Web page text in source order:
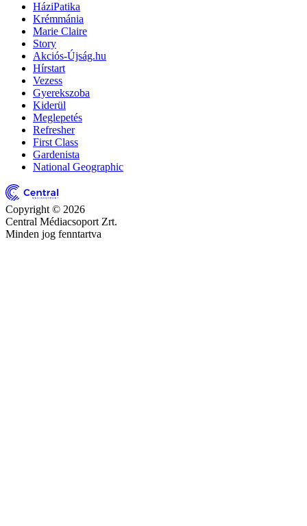
HáziPatika
Krémmánia
Marie Claire
Story
Akciós-Újság.hu
Hírstart
Vezess
Gyerekszoba
Kiderül
Meglepetés
Refresher
First Class
Gardenista
National Geographic
Copyright © 2026
Central Médiacsoport Zrt.
Minden jog fenntartva